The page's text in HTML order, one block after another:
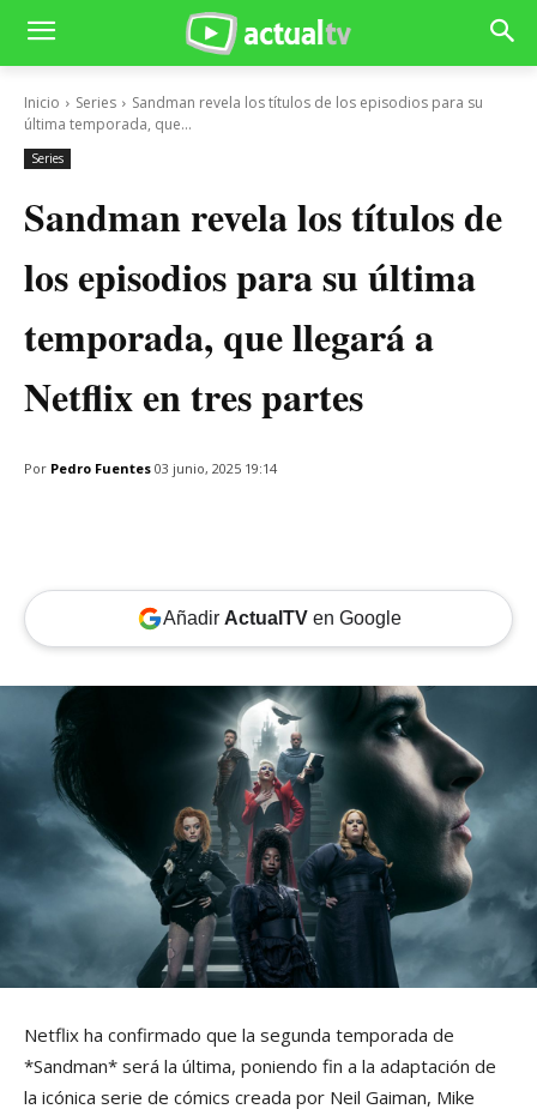
Inicio Series
Sandman revela los títulos de los episodios para su
última temporada, que...
Series
Sandman revela los títulos de
los episodios para su última
temporada, que llegará a
Netflix en tres partes
Por Pedro Fuentes 03 junio, 2025 19:14
Añadir ActualTVen Google
Netflix ha confirmado que la segunda temporada de
*Sandman* será la última, poniendo fin a la adaptación de
la icónica serie de cómics creada por Neil Gaiman, Mike